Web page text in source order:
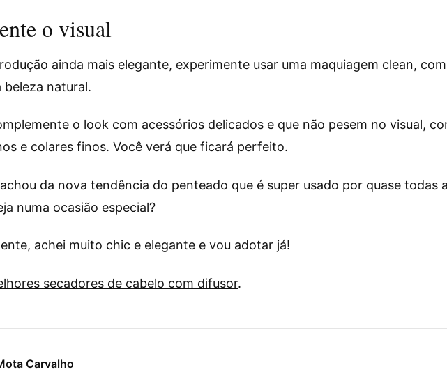
o visual
ainda mais elegante, experimente usar uma maquiagem clean,
beleza natural.
o look com acessórios delicados e que não pesem no visual,
e colares finos. Você verá que ficará perfeito.
da nova tendência do penteado que é super usado por quase todas
numa ocasião especial?
achei muito chic e elegante e vou adotar já!
secadores de cabelo com difusor.
Carvalho